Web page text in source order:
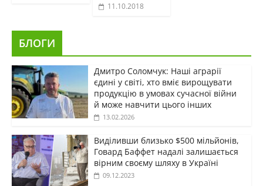
11.10.2018
БЛОГИ
Дмитро Соломчук: Наші аграрії
єдині у світі, хто вміє вирощувати
продукцію в умовах сучасної війни
й може навчити цього інших
13.02.2026
Виділивши близько $500 мільйонів,
Говард Баффет надалі залишається
вірним своєму шляху в Україні
09.12.2023